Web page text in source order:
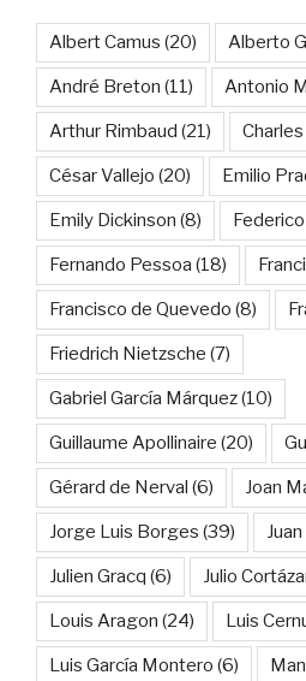
Albert Camus (20) Alberto
André Breton (11) Antonio
Arthur Rimbaud (21)
César Vallejo (20) Emilio
Emily Dickinson (8)
Fernando Pessoa (18)
Francisco de Quevedo (8)
Friedrich Nietzsche (7)
Gabriel García Márquez(10)
Guillaume Apollinaire (20)
Gérard de Nerval (6) Joan
Jorge Luis Borges (39)
Julien Gracq (6) Julio
Louis Aragon (24) Luis
Luis García Montero (6)